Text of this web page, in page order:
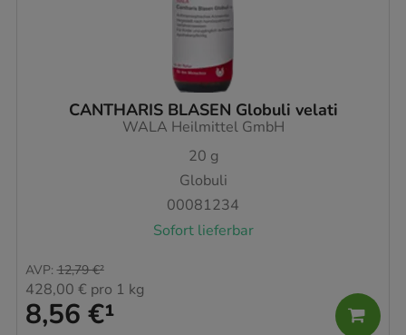
CANTHARIS BLASEN Globuli velati
WALA Heilmittel GmbH
20 g
Globuli
00081234
Sofort lieferbar
8,56 €¹
AVP: 12,79 €²
428,00 € pro 1 kg